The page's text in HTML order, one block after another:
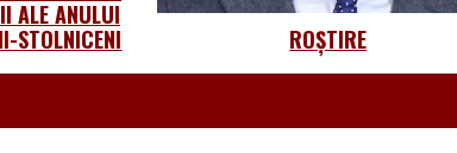
ALE ANULUI
STOLNICENI
ROȘTIRE